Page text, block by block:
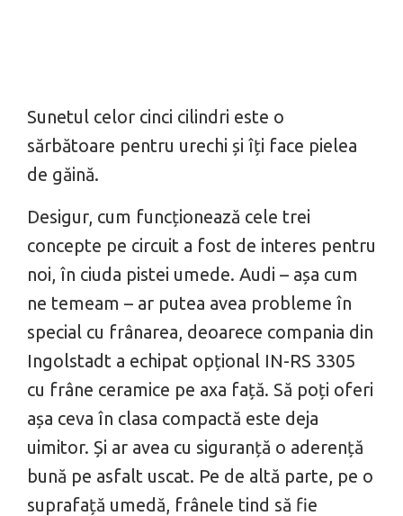
Sunetul celor cinci cilindri este o
sărbătoare pentru urechi și îți face pielea
de găină.
Desigur, cum funcționează cele trei
concepte pe circuit a fost de interes pentru
noi, în ciuda pistei umede. Audi – așa cum
ne temeam – ar putea avea probleme în
special cu frânarea, deoarece compania din
Ingolstadt a echipat opțional IN-RS 3305
cu frâne ceramice pe axa față. Să poți oferi
așa ceva în clasa compactă este deja
uimitor. Și ar avea cu siguranță o aderență
bună pe asfalt uscat. Pe de altă parte, pe o
suprafață umedă, frânele tind să fie